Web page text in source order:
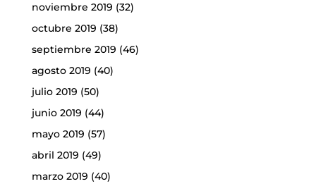
noviembre 2019 (32)
octubre 2019 (38)
septiembre 2019 (46)
agosto 2019 (40)
julio 2019 (50)
junio 2019 (44)
mayo 2019 (57)
abril 2019 (49)
marzo 2019 (40)